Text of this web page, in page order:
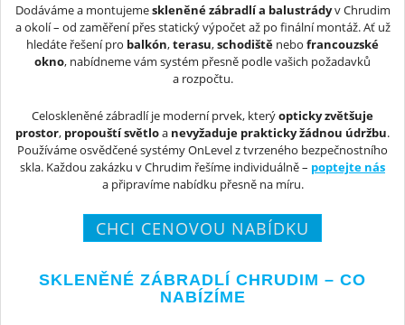
Dodáváme a montujemeskleněné zábradlí a balustrádyv Chrudim
a okolí – od zaměření přes statický výpočet až po finální montáž. Ať už
hledáte řešení pro balkón,terasu,schodiště nebo francouzské
okno, nabídneme vám systém přesně podle vašich požadavků
a rozpočtu.
Celoskleněné zábradlí je moderní prvek, kterýopticky zvětšuje
prostor, propouští světloa nevyžaduje prakticky žádnou údržbu.
Používáme osvědčené systémy OnLevel z tvrzeného bezpečnostního
skla. Každou zakázku v Chrudim řešíme individuálně – poptejte nás
a připravíme nabídku přesně na míru.
CHCI CENOVOU NABÍDKU
SKLENĚNÉ ZÁBRADLÍ CHRUDIM – CO
NABÍZÍME